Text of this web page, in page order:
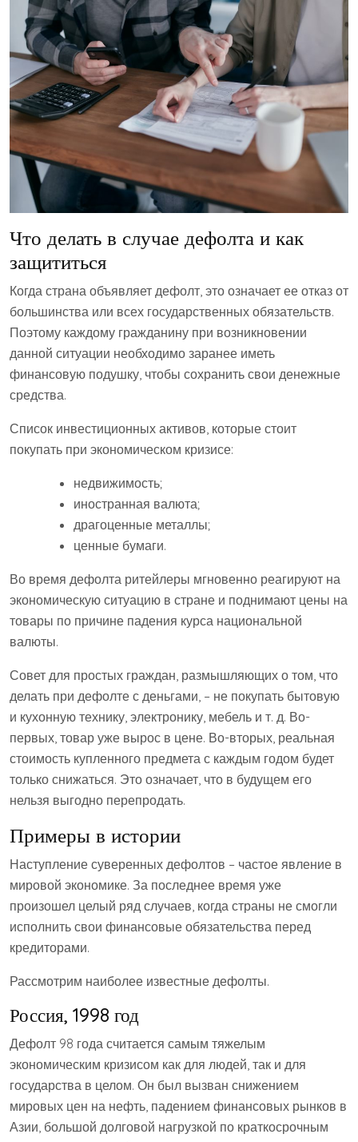
Что делать в случае дефолта и как
защититься
Когда страна объявляет дефолт, это означает ее отказ от
большинства или всех государственных обязательств.
Поэтому каждому гражданину при возникновении
данной ситуации необходимо заранее иметь
финансовую подушку, чтобы сохранить свои денежные
средства.
Список инвестиционных активов, которые стоит
покупать при экономическом кризисе:
недвижимость;
иностранная валюта;
драгоценные металлы;
ценные бумаги.
Во время дефолта ритейлеры мгновенно реагируют на
экономическую ситуацию в стране и поднимают цены на
товары по причине падения курса национальной
валюты.
Совет для простых граждан, размышляющих о том, что
делать при дефолте с деньгами, – не покупать бытовую
и кухонную технику, электронику, мебель и т. д. Во-
первых, товар уже вырос в цене. Во-вторых, реальная
стоимость купленного предмета с каждым годом будет
только снижаться. Это означает, что в будущем его
нельзя выгодно перепродать.
Примеры в истории
Наступление суверенных дефолтов – частое явление в
мировой экономике. За последнее время уже
произошел целый ряд случаев, когда страны не смогли
исполнить свои финансовые обязательства перед
кредиторами.
Рассмотрим наиболее известные дефолты.
Россия, 1998 год
Дефолт 98 года считается самым тяжелым
экономическим кризисом как для людей, так и для
государства в целом. Он был вызван снижением
мировых цен на нефть, падением финансовых рынков в
Азии, большой долговой нагрузкой по краткосрочным